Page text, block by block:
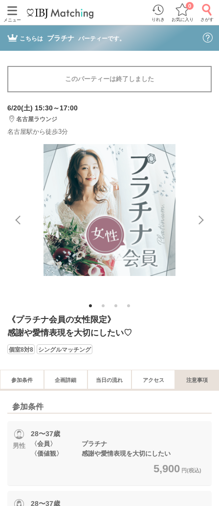
メニュー りれき お気に入り
0
さがす
こちらは プラチナ パーティーです。
このパーティーは終了しました
6/20(土) 15:30～17:00
名古屋ラウンジ
名古屋駅から徒歩3分
1 2 3 4
《プラチナ会員の女性限定》
感謝や愛情表現を大切にしたい♡
個室8対8 シングルマッチング
参加条件 企画詳細 当日の流れ アクセス 注意事項
参加条件
男性
28〜37歳
〈会員〉 プラチナ
〈価値観〉 感謝や愛情表現を大切にしたい
5,900 円(税込)
28〜37歳